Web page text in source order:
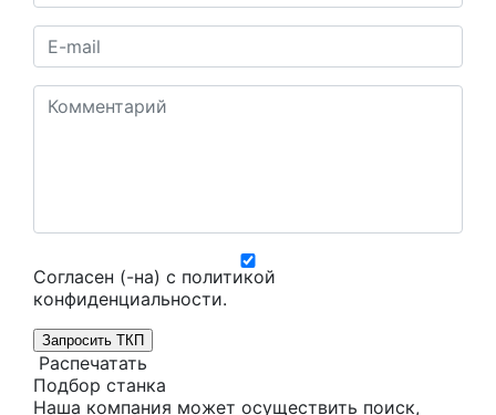
Согласен (-на) с политикой
конфиденциальности.
Запросить ТКП
Распечатать
Подбор станка
Наша компания может осуществить поиск,